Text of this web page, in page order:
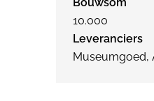
10.000
Leveranciers
Museumgoed,